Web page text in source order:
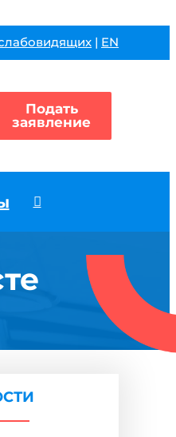
| EN
Подать
заявление